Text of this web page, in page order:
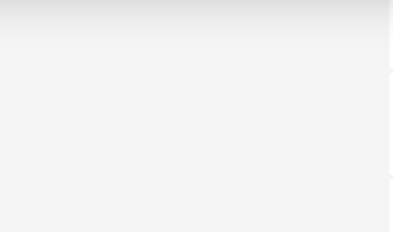
käytät sivustoamme. Kumppanimme voivat yhdistää
kun olet käyttänyt heidän palvelujaan. Tietoja